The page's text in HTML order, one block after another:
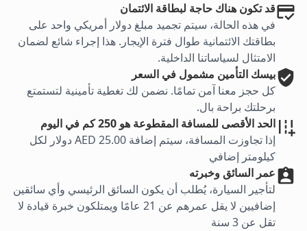
قد تكون هناك حاجة لبطاقة الائتمان
في هذه الحالة، سيتم تجميد مبلغ دولار أمريكي واحد على
بطاقتك الائتمانية طوال فترة الإيجار. هذا إجراء شائع لضمان
الامتثال لسياساتنا الداخلية.
بيسك التأمين مشمول في السعر
كل حجز معنا آمن تمامًا. نضمن لك تغطية تأمينية لتستمتع
برحلتك براحة بال.
الحد الأقصى للمسافة المقطوعة هو 250 كم في اليوم
إذا تجاوزت المسافة، سيتم إضافة AED 25.00 دولار لكل
كيلومتر إضافي
عمر السائق وخبرته
لتأجير السيارة، يُطلب أن يكون السائق الرئيسي وأي سائقين
إضافيين لا يقل عمرهم عن 21 عامًا ويمتلكون خبرة قيادة لا
تقل عن 3 سنة